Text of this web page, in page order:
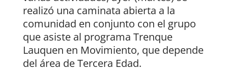
realizó una caminata abierta a la
comunidad en conjunto con el grupo
que asiste al programa Trenque
Lauquen en Movimiento, que depende
del área de Tercera Edad.